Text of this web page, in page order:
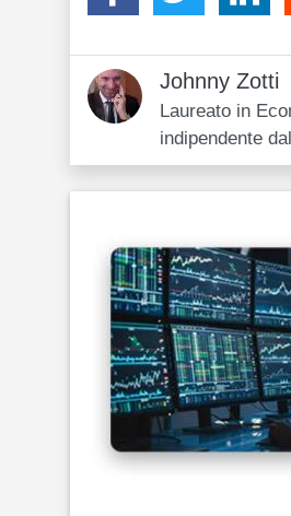
Johnny Zotti
Laureato in
indipendente